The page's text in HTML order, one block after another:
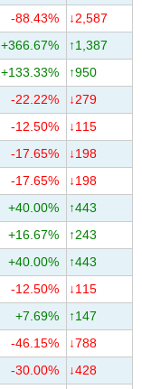
-88.43%
↓2,587
+366.67%
↑1,387
+133.33%
↑950
-22.22%
↓279
-12.50%
↓115
-17.65%
↓198
-17.65%
↓198
+40.00%
↑443
+16.67%
↑243
+40.00%
↑443
-12.50%
↓115
+7.69%
↑147
-46.15%
↓788
-30.00%
↓428